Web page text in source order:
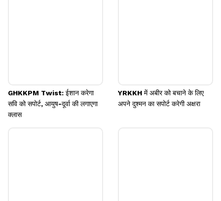
GHKKPM Twist: ईशान करेगा
सवि को सपोर्ट, आयुष-दूर्वा की लगाएगा
क्लास
YRKKH में अबीर को बचाने के लिए
अपने दुश्मन का सपोर्ट करेगी अक्षरा